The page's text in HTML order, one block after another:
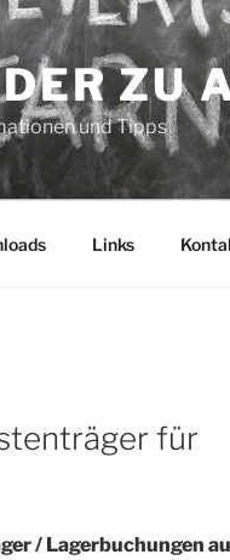
ZU
und Tipps
Links
für
/ Lagerbuchungen